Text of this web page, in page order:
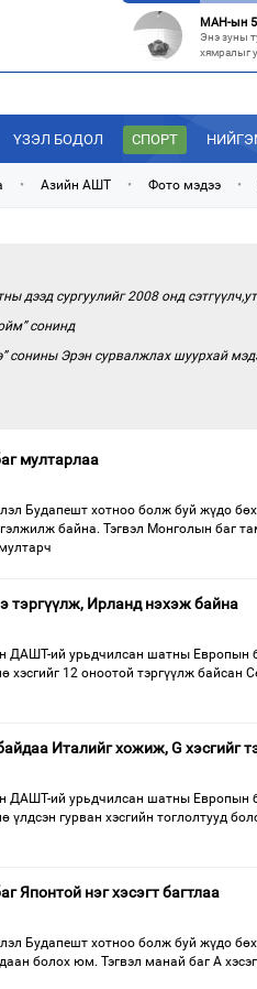
МАН-ын
Энэ зуны
хямралыг
Төв
хүртэл 27
ҮЗЭЛ БОДОЛ СПОРТ
• Азийн АШТ • Фото мэдээ •
дээд сургуулийг 2008 онд
сонинд
сонины Эрэн сурвалжлах шуурхай
мултарлаа
Будапешт хотноо болж буй жүдо
байна. Тэгвэл Монголын баг
тэргүүлж, Ирланд нэхэж байна
ДАШТ-ий урьдчилсан шатны Европын
хэсгийг 12 оноотой тэргүүлж
Италийг хожиж, G хэсгийг
ДАШТ-ий урьдчилсан шатны Европын
үлдсэн гурван хэсгийн тоглолтууд
Японтой нэг хэсэгт багтлаа
Будапешт хотноо болж буй жүдо
болох юм. Тэгвэл манай баг А